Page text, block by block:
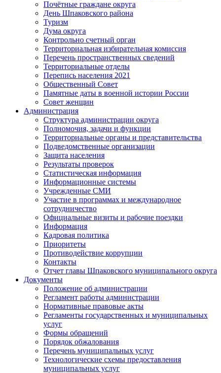
Почётные граждане округа
День Шпаковского района
Туризм
Дума округа
Контрольно счетный орган
Территориальная избирательная комиссия
Перечень пространственных сведений
Территориальные отделы
Перепись населения 2021
Общественный Совет
Памятные даты в военной истории России
Совет женщин
Администрация
Структура администрации округа
Полномочия, задачи и функции
Территориальные органы и представительства
Подведомственные организации
Защита населения
Результаты проверок
Статистическая информация
Информационные системы
Учрежденные СМИ
Участие в программах и международное
сотрудничество
Официальные визиты и рабочие поездки
Информация
Кадровая политика
Приоритеты
Противодействие коррупции
Контакты
Отчет главы Шпаковского муниципального округа
Документы
Положение об администрации
Регламент работы администрации
Нормативные правовые акты
Регламенты государственных и муниципальных
услуг
Формы обращений
Порядок обжалования
Перечень муниципальных услуг
Технологические схемы предоставления
муниципальных услуг